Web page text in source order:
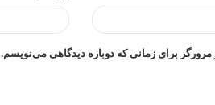
برای زمانی که دوباره دیدگاهی می‌نویسم.